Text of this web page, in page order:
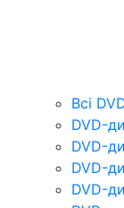
Всі
DVD-
DVD-
DVD-
DVD-